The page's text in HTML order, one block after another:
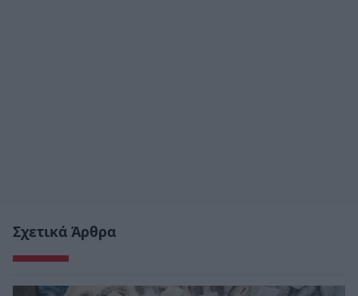
Σχετικά Άρθρα